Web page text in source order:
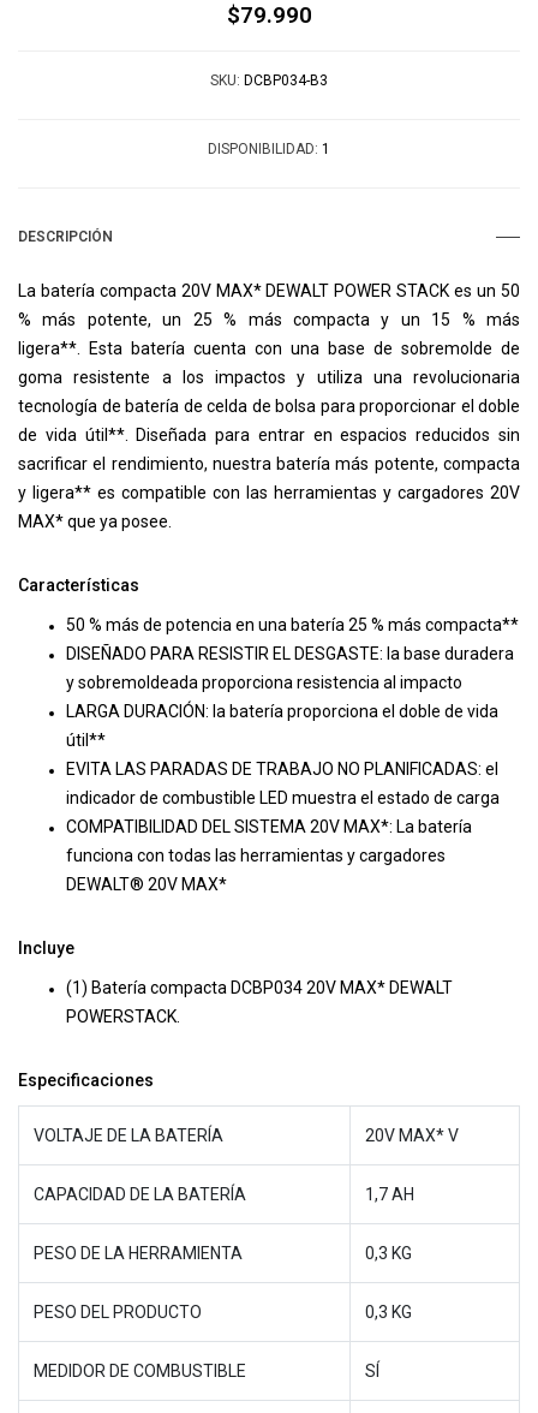
$79.990
SKU: DCBP034-B3
DISPONIBILIDAD: 1
DESCRIPCIÓN
La batería compacta 20V MAX* DEWALT POWER STACK es un 50
% más potente, un 25 % más compacta y un 15 % más
ligera**. Esta batería cuenta con una base de sobremolde de
goma resistente a los impactos y utiliza una revolucionaria
tecnología de batería de celda de bolsa para proporcionar el doble
de vida útil**. Diseñada para entrar en espacios reducidos sin
sacrificar el rendimiento, nuestra batería más potente, compacta
y ligera** es compatible con las herramientas y cargadores 20V
MAX* que ya posee.
Características
50 % más de potencia en una batería 25 % más compacta**
DISEÑADO PARA RESISTIR EL DESGASTE: la base duradera
y sobremoldeada proporciona resistencia al impacto
LARGA DURACIÓN: la batería proporciona el doble de vida
útil**
EVITA LAS PARADAS DE TRABAJO NO PLANIFICADAS: el
indicador de combustible LED muestra el estado de carga
COMPATIBILIDAD DEL SISTEMA 20V MAX*: La batería
funciona con todas las herramientas y cargadores
DEWALT® 20V MAX*
Incluye
(1) Batería compacta DCBP034 20V MAX* DEWALT
POWERSTACK.
Especificaciones
VOLTAJE DE LA BATERÍA 20V MAX* V
CAPACIDAD DE LA BATERÍA 1,7 AH
PESO DE LA HERRAMIENTA 0,3 KG
PESO DEL PRODUCTO 0,3 KG
MEDIDOR DE COMBUSTIBLE SÍ